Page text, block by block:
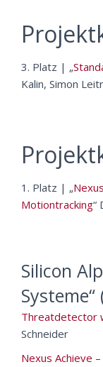
3. Platz | „
Kalin, Simon
1. Platz | „
Motiontracking“
Silicon
Threatdetector
Schneider
Nexus Achieve